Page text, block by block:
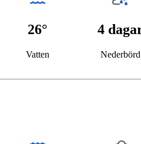
26°
Vatten
4
Nederbörd